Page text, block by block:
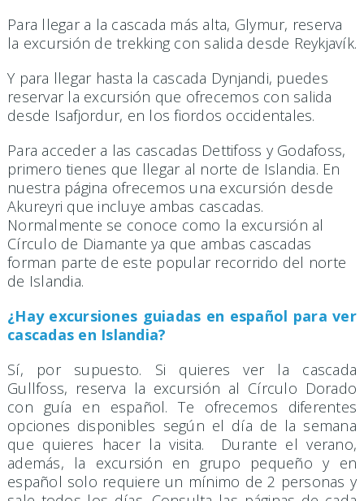
Para llegar a la cascada más alta, Glymur, reserva
la excursión de trekking con salida desde Reykjavík.
Y para llegar hasta la cascada Dynjandi, puedes
reservar la excursión que ofrecemos con salida
desde Isafjordur, en los fiordos occidentales.
Para acceder a las cascadas Dettifoss y Godafoss,
primero tienes que llegar al norte de Islandia. En
nuestra página ofrecemos una excursión desde
Akureyri que incluye ambas cascadas.
Normalmente se conoce como la excursión al
Círculo de Diamante ya que ambas cascadas
forman parte de este popular recorrido del norte
de Islandia.
¿Hay excursiones guiadas en español para ver
cascadas en Islandia?
Sí, por supuesto. Si quieres ver la cascada
Gullfoss, reserva la excursión al Círculo Dorado
con guía en español. Te ofrecemos diferentes
opciones disponibles según el día de la semana
que quieres hacer la visita. Durante el verano,
además, la excursión en grupo pequeño y en
español solo requiere un mínimo de 2 personas y